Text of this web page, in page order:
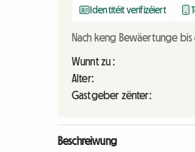
Identitéit verifizéiert
Nach keng Bewäertunge bis
Wunnt zu :
Alter:
Gastgeber zënter:
Beschreiwung